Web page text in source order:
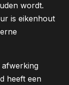
wordt.
is eikenhout
afwerking
heeft een